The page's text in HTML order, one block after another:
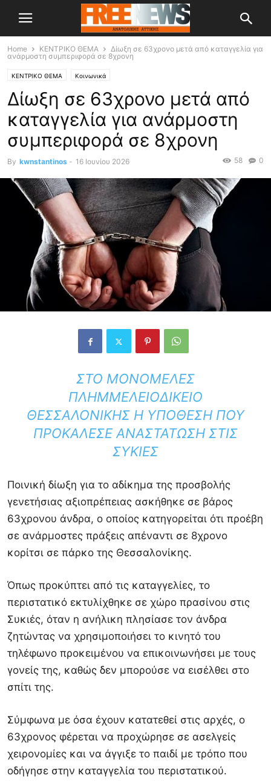
Home ΚΕΝΤΡΙΚΟ ΘΕΜΑ
Δίωξη σε 63χρονο μετά από καταγγελία για
ανάρμοστη συμπεριφορά σε 8χρονη
ΚΕΝΤΡΙΚΟ ΘΕΜΑ Κοινωνικά
Δίωξη σε 63χρονο μετά από
καταγγελία για ανάρμοστη
συμπεριφορά σε 8χρονη
By kwnstantinos - 16 Ιουνίου 2026 0
58
ΣΤΟ ΜΟΝΟΜΕΛΈΣ
ΠΛΗΜΜΕΛΕΙΟΔΙΚΕΊΟ
ΘΕΣΣΑΛΟΝΊΚΗΣ Η ΥΠΌΘΕΣΗ ΠΟΥ
ΠΡΟΚΆΛΕΣΕ ΑΝΑΣΤΆΤΩΣΗ ΣΤΙΣ
ΣΥΚΙΈΣ
Ποινική δίωξη για το αδίκημα της προσβολής
γενετήσιας αξιοπρέπειας ασκήθηκε σε βάρος
63χρονου άνδρα, ο οποίος κατηγορείται ότι προέβη
σε ανάρμοστες πράξεις απέναντι σε 8χρονο
κορίτσι σε πάρκο της Θεσσαλονίκης.
Όπως προκύπτει από τις καταγγελίες, το
περιστατικό εκτυλίχθηκε σε χώρο πρασίνου στις
Συκιές, όταν η ανήλικη πλησίασε τον άνδρα
ζητώντας να χρησιμοποιήσει το κινητό του
τηλέφωνο προκειμένου να επικοινωνήσει με τους
γονείς της, καθώς δεν μπορούσε να εισέλθει στο
σπίτι της.
Σύμφωνα με όσα έχουν κατατεθεί στις αρχές, ο
63χρονος φέρεται να προχώρησε σε ασελγείς
χειρονομίες και να άγγιξε το παιδί με τρόπο που
οδήγησε στην καταγγελία του περιστατικού.